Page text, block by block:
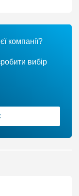
компанії?
вибір